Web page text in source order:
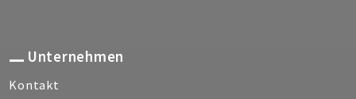
Unternehmen
Kontakt